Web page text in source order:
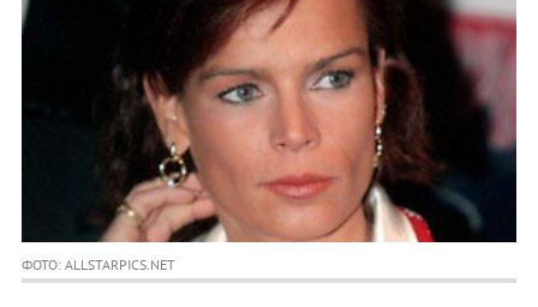
ФОТО: ALLSTARPICS.NET